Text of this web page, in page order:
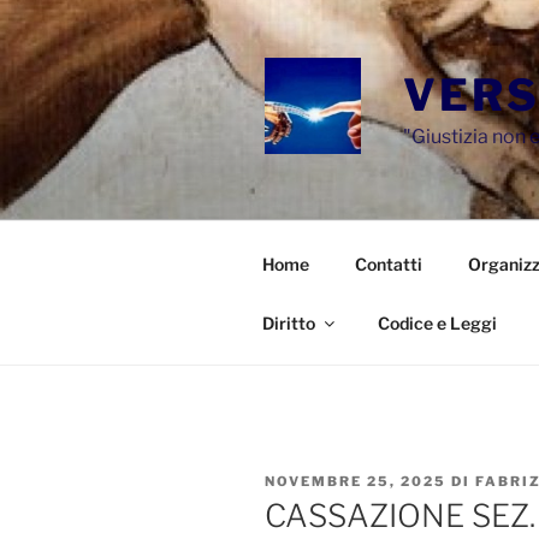
Salta
al
contenuto
"Giustizia non
Home Contatti
Diritto Codice e Leggi
PUBBLICATO
IL
NOVEMBRE 25, 2025 DI
CASSAZIONE